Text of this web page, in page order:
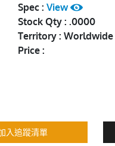
Spec : View
Stock Qty : .0000
Territory : Worldwide
Price :
入追蹤清單